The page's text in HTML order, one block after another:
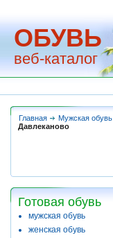
ОБУВЬ
веб-каталог
Главная
Мужская обувь
Давлеканово
Готовая обувь
мужская обувь
женская обувь